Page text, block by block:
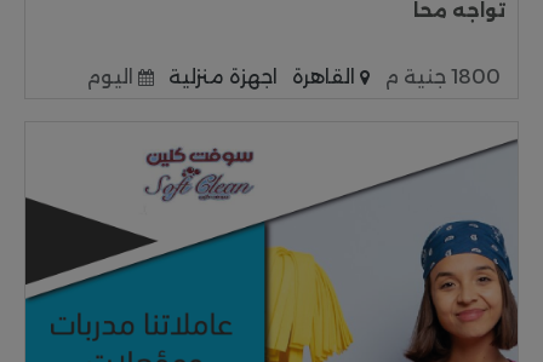
تواجه محا
1800 جنية م القاهرة اجهزة منزلية اليوم